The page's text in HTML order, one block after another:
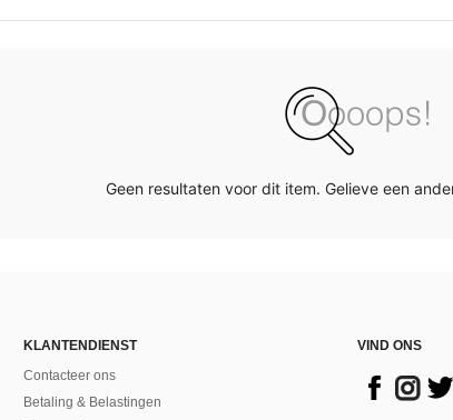
Geen resultaten voor dit item. Gelieve een
KLANTENDIENST
Contacteer ons
Betaling & Belastingen
VIND ONS